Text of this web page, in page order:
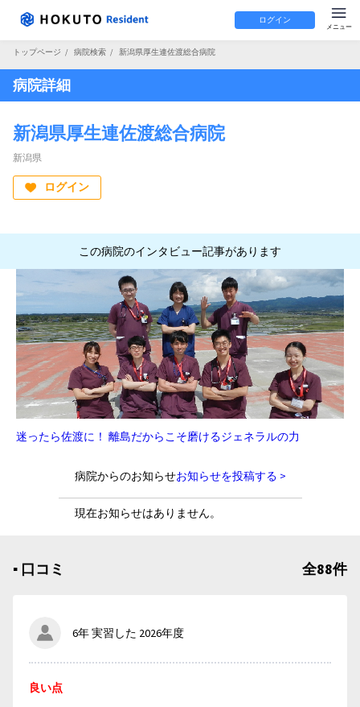
ログイン
トップページ / 病院検索 / 新潟県厚生連佐渡総合病院
病院詳細
新潟県厚生連佐渡総合病院
新潟県
ログイン
この病院のインタビュー記事があります
迷ったら佐渡に！ 離島だからこそ磨けるジェネラルの力
病院からのお知らせお知らせを投稿する >
現在お知らせはありません。
▪︎ 口コミ 全88件
6年 実習した 2026年度
良い点